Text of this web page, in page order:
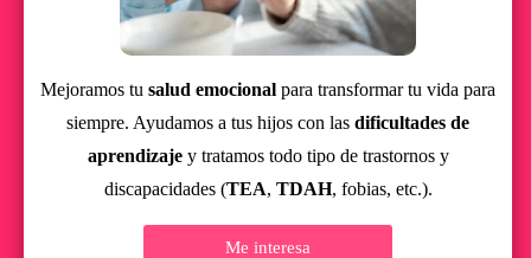
Mejoramos tusalud emocional para transformar tu vida para
siempre. Ayudamos a tus hijos con lasdificultades de
aprendizajey tratamos todo tipo de trastornos y
discapacidades (TEA, TDAH, fobias, etc.).
Me interesa